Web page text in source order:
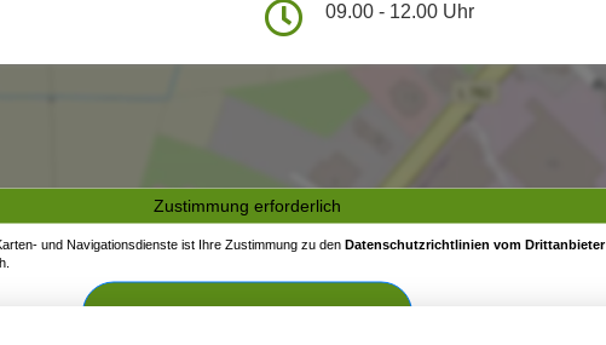
09.00 - 12.00 Uhr
Zustimmung erforderlich
und Navigationsdienste ist Ihre Zustimmung zu den Datenschutzrichtlinien vom Drittanbieter
Zustimmen und aktivieren